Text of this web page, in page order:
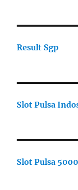
Result Sgp
Slot Pulsa
Slot Pulsa 5000